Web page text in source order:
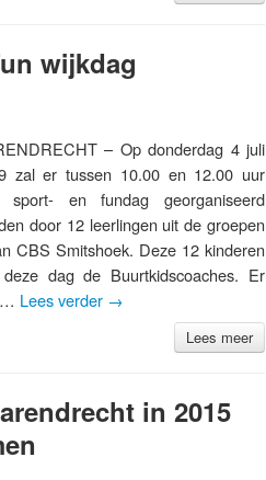
wijkdag
– Op donderdag 4 juli
zal er tussen 10.00 en 12.00 uur
sport- en fundag georganiseerd
door 12 leerlingen uit de groepen
CBS Smitshoek. Deze 12 kinderen
dag de Buurtkidscoaches. Er
Lees verder →
Lees meer
in 2015